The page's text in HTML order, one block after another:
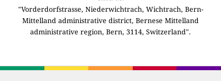
"Vorderdorfstrasse, Niederwichtrach, Wichtrach, Bern-
Mittelland administrative district, Bernese Mittelland
administrative region, Bern, 3114, Switzerland".